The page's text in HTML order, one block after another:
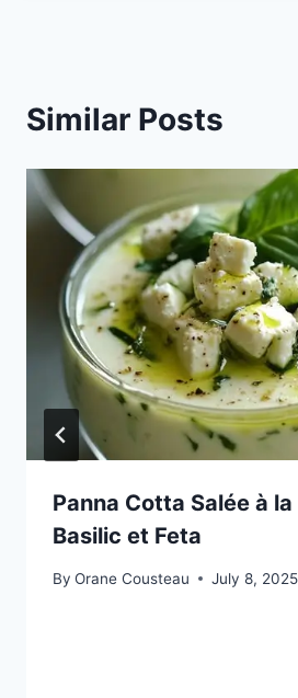
Similar Posts
Panna Cotta Salée à
Basilic et Feta
By Orane Cousteau July 8, 2025